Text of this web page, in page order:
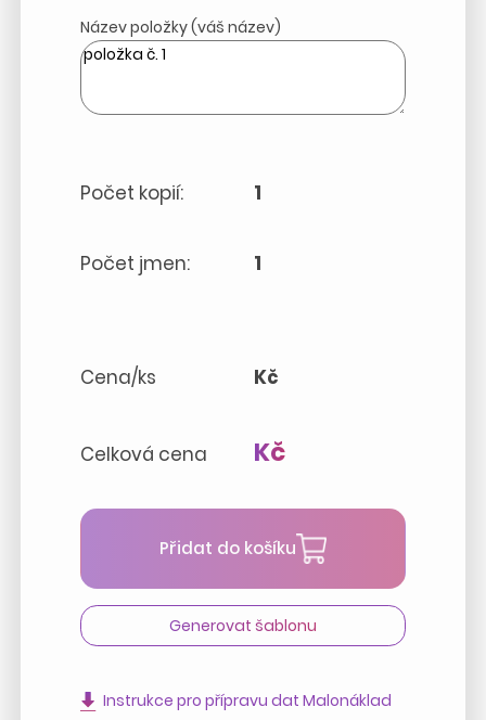
Název položky (váš název)
Počet kopií: 1
Počet jmen: 1
Cena/ks Kč
Celková cena Kč
Přidat do košíku
Generovat šablonu
Instrukce pro přípravu dat Malonáklad